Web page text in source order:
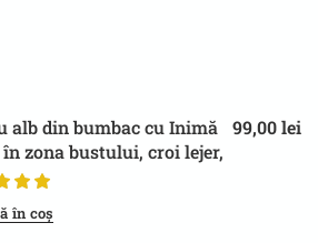
alb din bumbac cu Inimă
în zona bustului, croi lejer,
ținute casual
99,00lei
în coș